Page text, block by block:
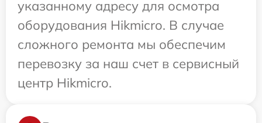
указанному адресу для осмотра
оборудования Hikmicro. В случае
сложного ремонта мы обеспечим
перевозку за наш счет в сервисный
центр Hikmicro.